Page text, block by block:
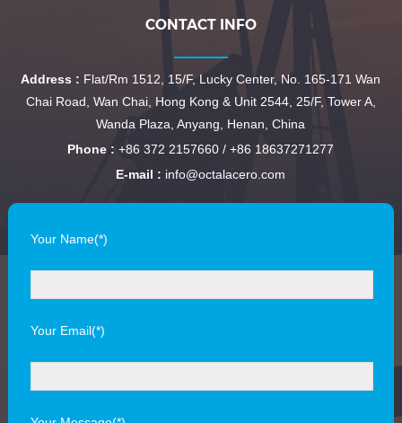
CONTACT INFO
Address : Flat/Rm 1512, 15/F, Lucky Center, No. 165-171 Wan
Chai Road, Wan Chai, Hong Kong & Unit 2544, 25/F, Tower A,
Wanda Plaza, Anyang, Henan, China
Phone : +86 372 2157660 / +86 18637271277
E-mail : info@octalacero.com
Your Name(*)
Your Email(*)